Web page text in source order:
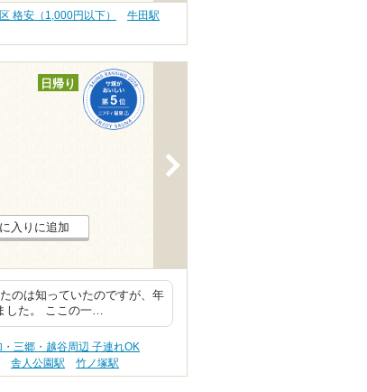
格安（1,000円以下）
牛田駅
日帰り
入りに追加
のは知っていたのですが、年
した。 ここの一…
・三郷・越谷周辺 子連れOK
舎人公園駅 竹ノ塚駅